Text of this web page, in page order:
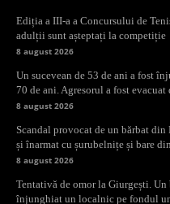
Ediția a III-a a Concursului de
adulții sunt așteptați la competiție
8 august 2026
Un sucevean de 53 de ani a fost
70 de ani. Agresorul a fost evacuat
8 august 2026
Scandal provocat de un bărbat
și înarmat cu șurubelnițe și bare
8 august 2026
Tentativă de omor la Giurgești. Un
înjunghiat un localnic pe fondul